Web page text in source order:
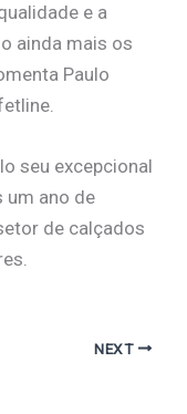
e a
ainda mais os
Paulo
seu excepcional
um ano de
de calçados
NEXT